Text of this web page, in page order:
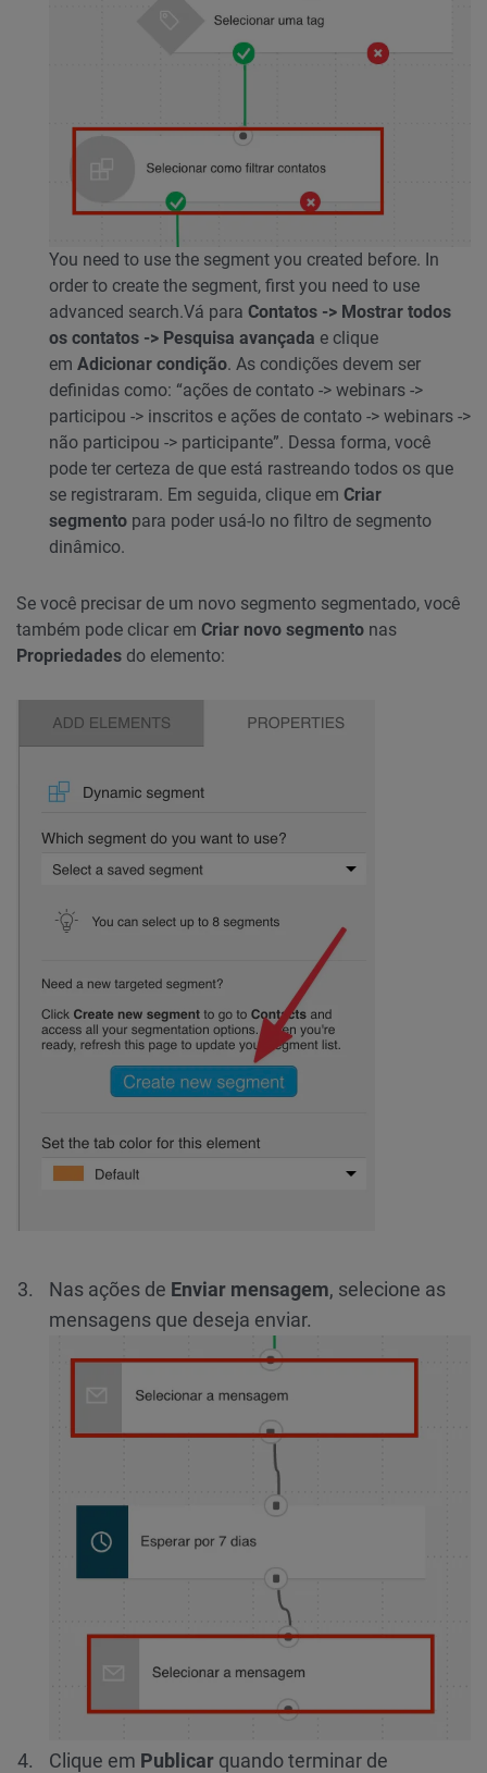
You need to use the segment you created before. In
order to create the segment, first you need to use
advanced search.Vá para Contatos -> Mostrar todos
os contatos -> Pesquisa avançada e clique
em Adicionar condição. As condições devem ser
definidas como: “ações de contato -> webinars ->
participou -> inscritos e ações de contato -> webinars ->
não participou -> participante”. Dessa forma, você
pode ter certeza de que está rastreando todos os que
se registraram. Em seguida, clique em Criar
segmento para poder usá-lo no filtro de segmento
dinâmico.
Se você precisar de um novo segmento segmentado, você
também pode clicar em Criar novo segmento nas
Propriedades do elemento:
Nas ações de Enviar mensagem, selecione as
mensagens que deseja enviar.
Clique em Publicar quando terminar de